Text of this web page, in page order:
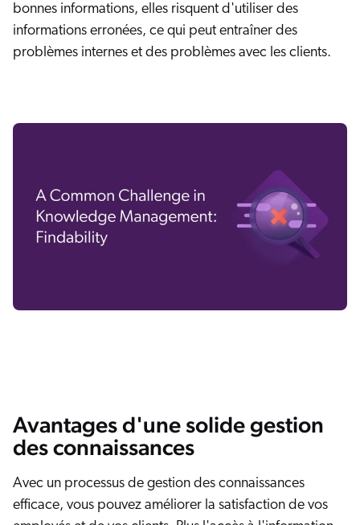
bonnes informations, elles risquent d'utiliser des
informations erronées, ce qui peut entraîner des
problèmes internes et des problèmes avec les clients.
Avantages d'une solide gestion
des connaissances
Avec un processus de gestion des connaissances
efficace, vous pouvez améliorer la satisfaction de vos